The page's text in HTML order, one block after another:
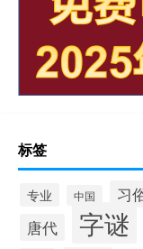
标签
专业 中国 习
唐代 字谜